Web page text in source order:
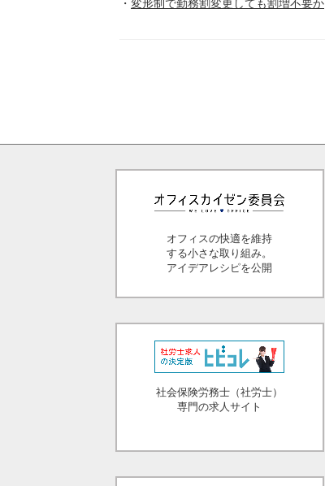
変形制で勤務割変更しても割増不要か
オフィスの快適を維持
する小さな取り組み。
アイデアレシピを公開
社会保険労務士（社労士）
専門の求人サイト